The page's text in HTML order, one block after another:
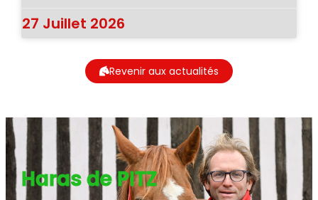
27 Juillet 2026
Revenir aux actualités
Haras de PITZ